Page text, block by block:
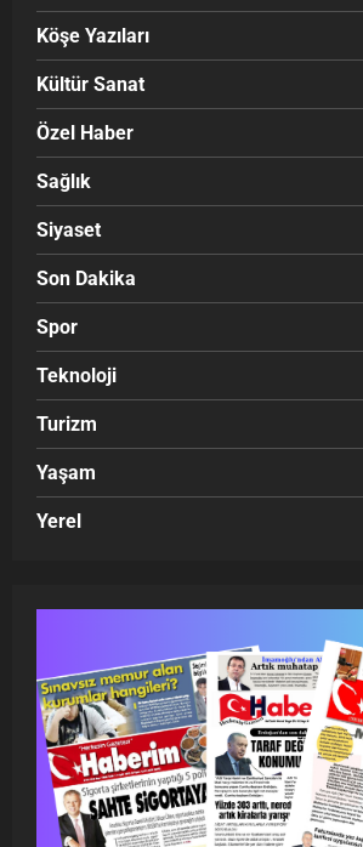
Köşe Yazıları
Kültür Sanat
Özel Haber
Sağlık
Siyaset
Son Dakika
Spor
Teknoloji
Turizm
Yaşam
Yerel